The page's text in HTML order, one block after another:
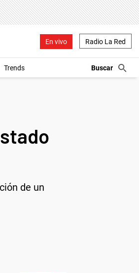
En vivo Radio La Red
Trends
de un